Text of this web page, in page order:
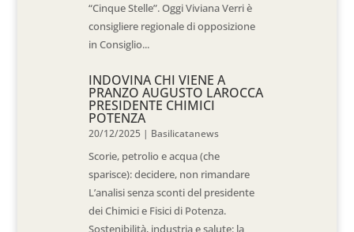
“Cinque Stelle”. Oggi Viviana Verri è
consigliere regionale di opposizione
in Consiglio...
INDOVINA CHI VIENE A
PRANZO AUGUSTO LAROCCA
PRESIDENTE CHIMICI
POTENZA
20/12/2025 | Basilicatanews
Scorie, petrolio e acqua (che
sparisce): decidere, non rimandare
L’analisi senza sconti del presidente
dei Chimici e Fisici di Potenza.
Sostenibilità, industria e salute: la